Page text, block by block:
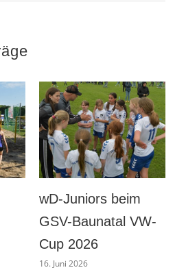
Männer
Vorbereitung gegen
Eintracht Böddiger
1. August 2026